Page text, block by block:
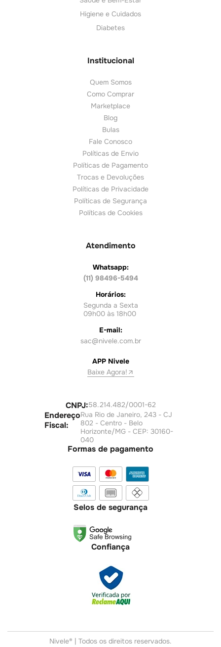
Higiene e Cuidados
Diabetes
Institucional
Quem Somos
Como Comprar
Marketplace
Blog
Bulas
Fale Conosco
Políticas de Envio
Políticas de Pagamento
Trocas e Devoluções
Políticas de Privacidade
Políticas de Segurança
Políticas de Cookies
Atendimento
Whatsapp:
(11) 98496-5494
Horários:
Segunda a Sexta
09h00 às 18h00
E-mail:
sac@nivele.com.br
APP Nivele
Baixe Agora!
CNPJ:58.214.482/0001-62
Endereço
Fiscal:
Rua Rio de Janeiro, 243 - CJ
802 - Centro - Belo
Horizonte/MG - CEP: 30160-
040
Formas de pagamento
Selos de segurança
Confiança
Nivele® | Todos os direitos reservados.